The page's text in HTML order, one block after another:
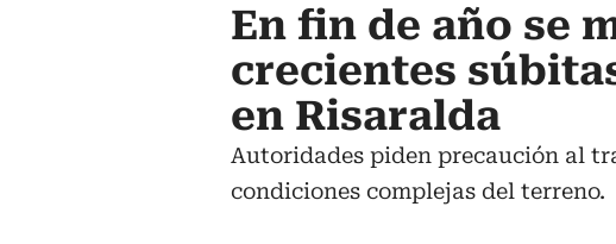
En fin de año se
crecientes
en Risaralda
Autoridades piden precaución al
condiciones complejas del terreno.